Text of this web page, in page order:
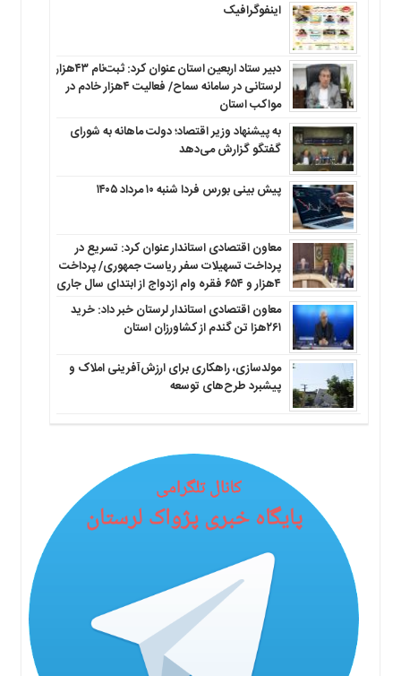
اینفوگرافیک
دبیر ستاد اربعین استان عنوان کرد: ثبت‌نام ۴۳هزار
لرستانی در سامانه سماح/ فعالیت ۴هزار خادم در
مواکب استان
به پیشنهاد وزیر اقتصاد؛ دولت ماهانه به شورای
گفتگو گزارش می‌دهد
پیش بینی بورس فردا شنبه ۱۰ مرداد ۱۴۰۵
معاون اقتصادی استاندار عنوان کرد: تسریع در
پرداخت تسهیلات سفر ریاست جمهوری/ پرداخت
۴هزار و ۶۵۴ فقره وام ازدواج از ابتدای سال جاری
معاون اقتصادی استاندار لرستان خبر داد: خرید
۲۶۱هزا تن گندم از کشاورزان استان
مولدسازی، راهکاری برای ارزش‌آفرینی املاک و
پیشبرد طرح‌های توسعه